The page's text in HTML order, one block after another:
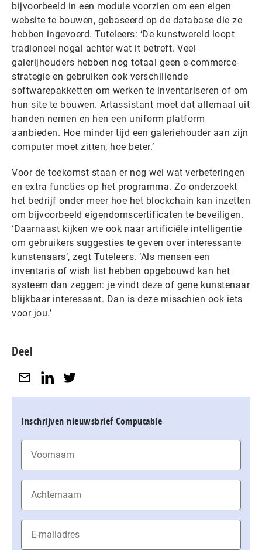
bijvoorbeeld in een module voorzien om een eigen
website te bouwen, gebaseerd op de database die ze
hebben ingevoerd. Tuteleers: ‘De kunstwereld loopt
tradioneel nogal achter wat it betreft. Veel
galerijhouders hebben nog totaal geen e-commerce-
strategie en gebruiken ook verschillende
softwarepakketten om werken te inventariseren of om
hun site te bouwen. Artassistant moet dat allemaal uit
handen nemen en hen een uniform platform
aanbieden. Hoe minder tijd een galeriehouder aan zijn
computer moet zitten, hoe beter.’
Voor de toekomst staan er nog wel wat verbeteringen
en extra functies op het programma. Zo onderzoekt
het bedrijf onder meer hoe het blockchain kan inzetten
om bijvoorbeeld eigendomscertificaten te beveiligen.
‘Daarnaast kijken we ook naar artificiële intelligentie
om gebruikers suggesties te geven over interessante
kunstenaars’, zegt Tuteleers. ‘Als mensen een
inventaris of wish list hebben opgebouwd kan het
systeem dan zeggen: je vindt deze of gene kunstenaar
blijkbaar interessant. Dan is deze misschien ook iets
voor jou.’
Deel
Inschrijven nieuwsbrief Computable